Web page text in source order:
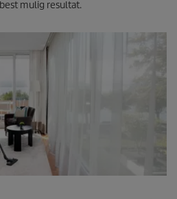
mulig resultat.